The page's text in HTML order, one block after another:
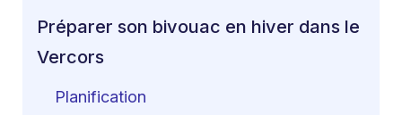
Préparer son bivouac en hiver dans le
Vercors
Planification